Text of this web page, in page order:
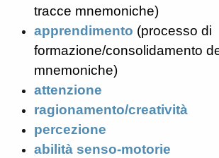
tracce mnemoniche)
apprendimento (processo di
formazione/consolidamento
mnemoniche)
attenzione
ragionamento/creatività
percezione
abilità senso-motorie